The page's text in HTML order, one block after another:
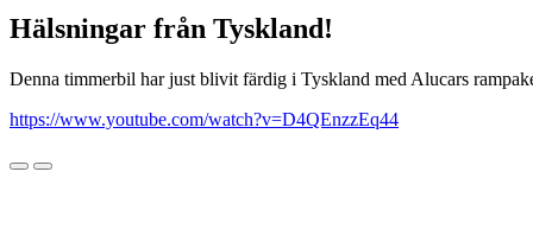
Hälsningar från Tyskland!
Denna timmerbil har just blivit färdig i Tyskland med Alucars
https://www.youtube.com/watch?v=D4QEnzzEq44